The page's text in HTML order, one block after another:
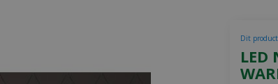
LED
Dit product